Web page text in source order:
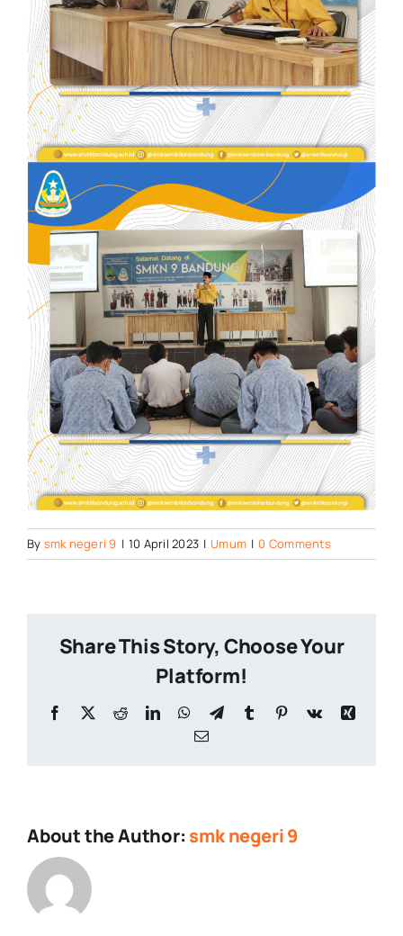
By smk negeri 9 | 10 April 2023 | Umum | 0 Comments
Share This Story, Choose Your
Platform!
Facebook
X RedditLinkedInWhatsApp
TelegramTumblr Pinterest
Vk
Xing
Email
About the Author: smk negeri 9